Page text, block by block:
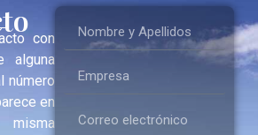
con
alguna
número
en